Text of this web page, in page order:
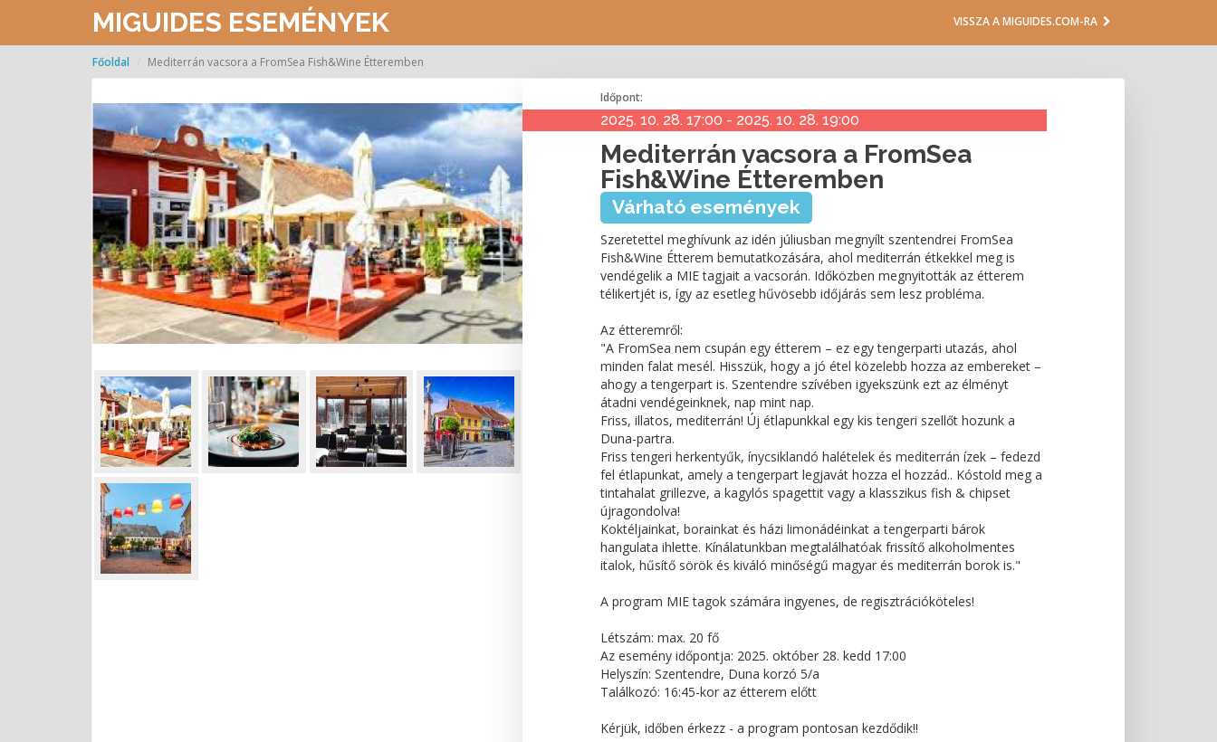
MIGUIDES ESEMÉNYEK VISSZA A MIGUIDES.COM-RA
Főoldal Mediterrán vacsora a FromSea Fish&Wine Étteremben
Időpont:
2025. 10. 28. 17:00 - 2025. 10. 28. 19:00
Mediterrán vacsora a FromSea
Fish&Wine Étteremben
Várható események
Szeretettel meghívunk az idén júliusban megnyílt szentendrei FromSea
Fish&Wine Étterem bemutatkozására, ahol mediterrán étkekkel meg is
vendégelik a MIE tagjait a vacsorán. Időközben megnyitották az étterem
télikertjét is, így az esetleg hűvösebb időjárás sem lesz probléma.
Az étteremről:
"A FromSea nem csupán egy étterem – ez egy tengerparti utazás, ahol
minden falat mesél. Hisszük, hogy a jó étel közelebb hozza az embereket –
ahogy a tengerpart is. Szentendre szívében igyekszünk ezt az élményt
átadni vendégeinknek, nap mint nap.
Friss, illatos, mediterrán! Új étlapunkkal egy kis tengeri szellőt hozunk a
Duna-partra.
Friss tengeri herkentyűk, ínycsiklandó halételek és mediterrán ízek – fedezd
fel étlapunkat, amely a tengerpart legjavát hozza el hozzád.. Kóstold meg a
tintahalat grillezve, a kagylós spagettit vagy a klasszikus fish & chipset
újragondolva!
Koktéljainkat, borainkat és házi limonádéinkat a tengerparti bárok
hangulata ihlette. Kínálatunkban megtalálhatóak frissítő alkoholmentes
italok, hűsítő sörök és kiváló minőségű magyar és mediterrán borok is."
A program MIE tagok számára ingyenes, de regisztrációköteles!
Létszám: max. 20 fő
Az esemény időpontja: 2025. október 28. kedd 17:00
Helyszín: Szentendre, Duna korzó 5/a
Találkozó: 16:45-kor az étterem előtt
Kérjük, időben érkezz - a program pontosan kezdődik!!